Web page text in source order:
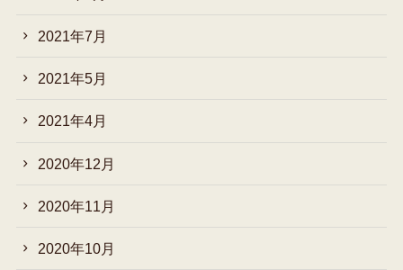
2021年7月
2021年5月
2021年4月
2020年12月
2020年11月
2020年10月